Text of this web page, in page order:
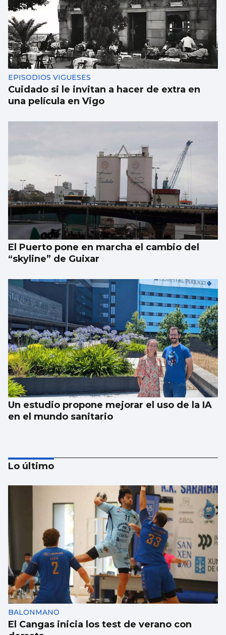
EPISODIOS VIGUESES
Cuidado si le invitan a hacer de extra en
una película en Vigo
El Puerto pone en marcha el cambio del
“skyline” de Guixar
Un estudio propone mejorar el uso de la IA
en el mundo sanitario
ESCAPARATE
Famosos veraneando en las Rías Baixas y
cantantes volcados con sus fans en Vigo
Lo último
BALONMANO
El Cangas inicia los test de verano con